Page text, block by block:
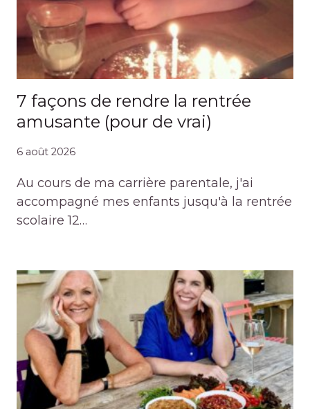
7 façons de rendre la rentrée
amusante (pour de vrai)
6 août 2026
Au cours de ma carrière parentale, j'ai
accompagné mes enfants jusqu'à la rentrée
scolaire 12…